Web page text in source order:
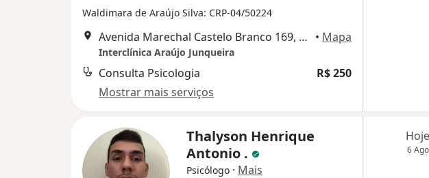
Waldimara de Araújo Silva: CRP-04/50224
Avenida Marechal Castelo Branco 169, Mogi Guaçu • Mapa
Interclínica Araújo Junqueira
Consulta Psicologia
R$ 250
Mostrar mais serviços
Thalyson Henrique
Antonio .
Psicólogo · Mais
Hoje
6 Ago